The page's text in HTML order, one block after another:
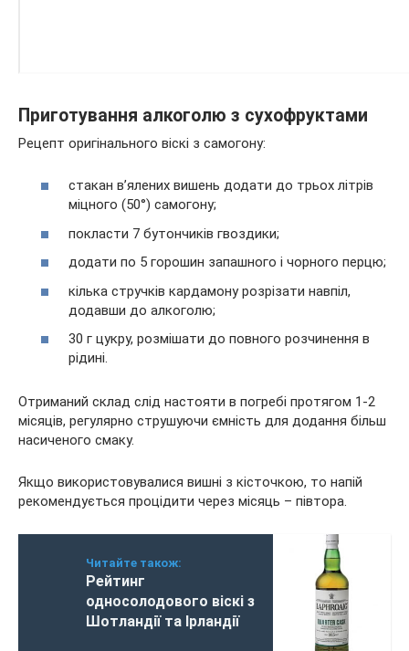
Приготування алкоголю з сухофруктами
Рецепт оригінального віскі з самогону:
стакан в’ялених вишень додати до трьох літрів
міцного (50°) самогону;
покласти 7 бутончиків гвоздики;
додати по 5 горошин запашного і чорного перцю;
кілька стручків кардамону розрізати навпіл,
додавши до алкоголю;
30 г цукру, розмішати до повного розчинення в
рідині.
Отриманий склад слід настояти в погребі протягом 1-2
місяців, регулярно струшуючи ємність для додання більш
насиченого смаку.
Якщо використовувалися вишні з кісточкою, то напій
рекомендується процідити через місяць – півтора.
Читайте також:
Рейтинг
односолодового віскі з
Шотландії та Ірландії